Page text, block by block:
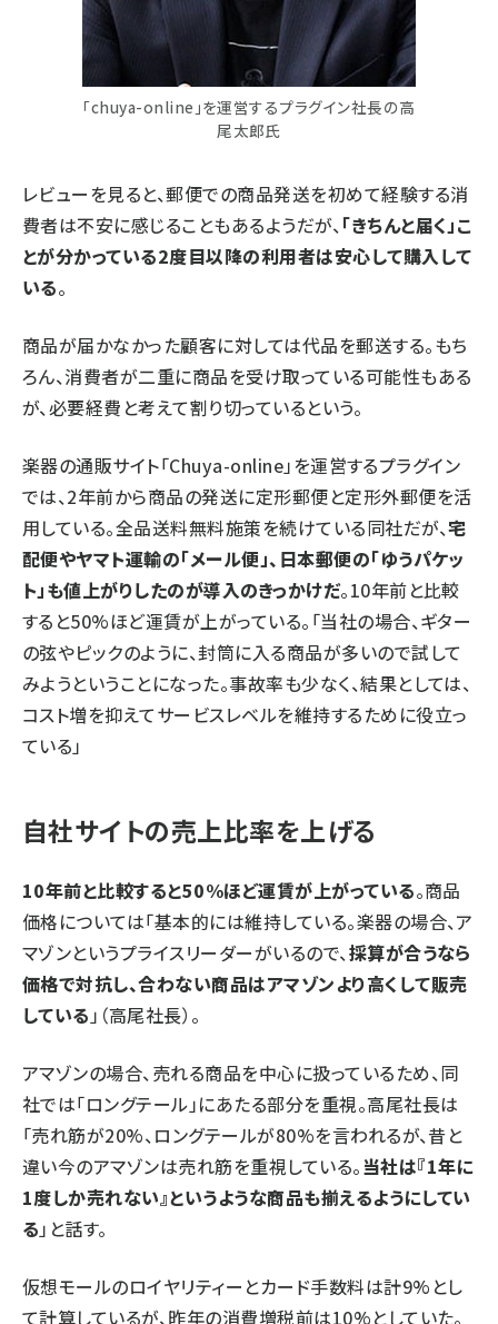
「chuya-online」を運営するプラグイン社長の高
尾太郎氏
レビューを見ると、郵便での商品発送を初めて経験する消
費者は不安に感じることもあるようだが、 「きちんと届く」こ
とが分かっている2度目以降の利用者は安心して購入して
いる。
商品が届かなかった顧客に対しては代品を郵送する。もち
ろん、消費者が二重に商品を受け取っている可能性もある
が、必要経費と考えて割り切っているという。
楽器の通販サイト「Chuya-online」を運営するプラグイン
では、2年前から商品の発送に定形郵便と定形外郵便を活
用している。全品送料無料施策を続けている同社だが、宅
配便やヤマト運輸の「メール便」、日本郵便の「ゆうパケッ
ト」も値上がりしたのが導入のきっかけだ。10年前と比較
すると50%ほど運賃が上がっている。「当社の場合、ギター
の弦やピックのように、封筒に入る商品が多いので試して
みようということになった。事故率も少なく、結果としては、
コスト増を抑えてサービスレベルを維持するために役立っ
ている」
自社サイトの売上比率を上げる
10年前と比較すると50%ほど運賃が上がっている。商品
価格については「基本的には維持している。楽器の場合、ア
マゾンというプライスリーダーがいるので、採算が合うなら
価格で対抗し、合わない商品はアマゾンより高くして販売
している 」（高尾社長）。
アマゾンの場合、売れる商品を中心に扱っているため、同
社では「ロングテール」にあたる部分を重視。高尾社長は
「売れ筋が20%、ロングテールが80%を言われるが、昔と
違い今のアマゾンは売れ筋を重視している。 当社は『1年に
1度しか売れない』というような商品も揃えるようにしてい
る 」と話す。
仮想モールのロイヤリティーとカード手数料は計9%とし
て計算しているが、昨年の消費増税前は10%としていた。